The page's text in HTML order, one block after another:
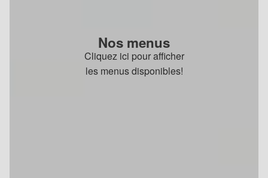
Nos menus
Cliquez ici pour afficher
les menus disponibles!